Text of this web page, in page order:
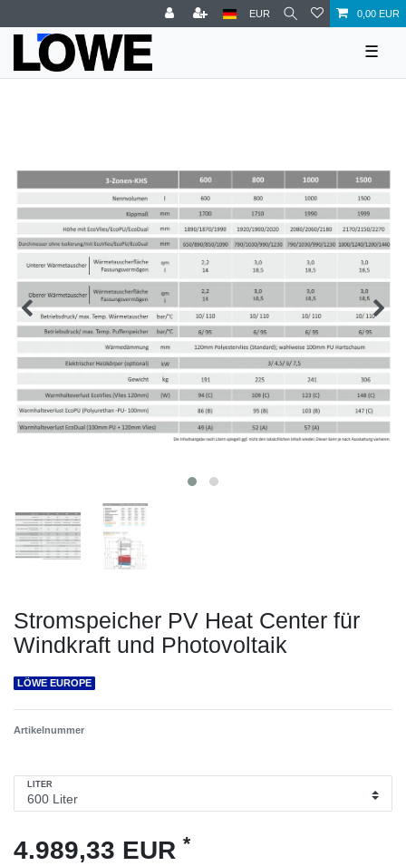
EUR 0,00 EUR
☰
Stromspeicher PV Heat Center für
Windkraft und Photovoltaik
LÖWE EUROPE
Artikelnummer
LITER
4.989,33 EUR *